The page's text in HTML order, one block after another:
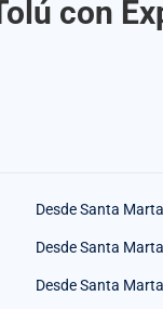
con
Desde Santa
Desde Santa
Desde Santa